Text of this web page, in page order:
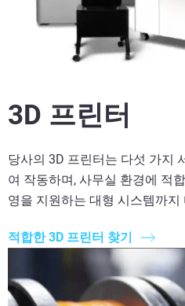
3D 프린터
당사의 3D 프린터는 다섯 가지
여 작동하며, 사무실 환경에 적
영을 지원하는 대형 시스템까지
적합한 3D 프린터 찾기